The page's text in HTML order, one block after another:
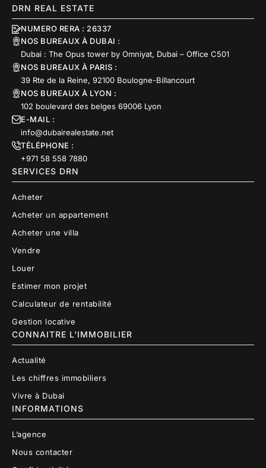
DRN REAL ESTATE
NUMERO RERA : 26337
NOS BUREAUX À DUBAI :
Dubai : The Opus tower by Omniyat, Dubai – Office C501
NOS BUREAUX À PARIS :
39 Rte de la Reine, 92100 Boulogne-Billancourt
NOS BUREAUX À LYON :
102 boulevard des belges 69006 Lyon
E-MAIL :
info@dubairealestate.net
TÉLÉPHONE :
+971 58 558 7880
SERVICES DRN
Acheter
Acheter un appartement
Acheter une villa
Vendre
Louer
Estimer mon projet
Calculateur de rentabilité
Gestion locative
CONNAITRE L'IMMOBILIER
Actualité
Les chiffres immobiliers
Vivre à Dubai
INFORMATIONS
L’agence
Nous contacter